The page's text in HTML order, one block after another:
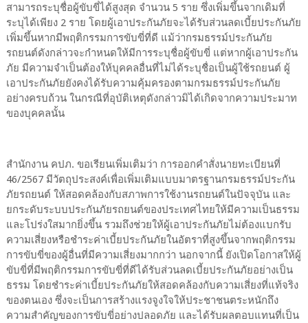
สามารถระบุชื่อผู้ขับขี่ได้สูงสุด จำนวน 5 ราย ซึ่งเพิ่มขึ้นจากเดิมที่
ระบุได้เพียง 2 ราย โดยผู้เอาประกันภัยจะได้รับส่วนลดเบี้ยประกันภัย
เพิ่มขึ้นหากมีพฤติกรรมการขับขี่ที่ดี แม้ว่ากรมธรรม์ประกันภัย
รถยนต์ดังกล่าวจะกำหนดให้มีการระบุชื่อผู้ขับขี่ แต่หากผู้เอาประกัน
ภัย มีความจำเป็นต้องให้บุคคลอื่นที่ไม่ได้ระบุชื่อเป็นผู้ใช้รถยนต์ ผู้
เอาประกันภัยยังคงได้รับความคุ้มครองตามกรมธรรม์ประกันภัย
อย่างครบถ้วน ในกรณีที่อุบัติเหตุดังกล่าวมิได้เกิดจากความประมาท
ของบุคคลนั้น
สำนักงาน คปภ. ขอเรียนเพิ่มเติมว่า การออกคำสั่งนายทะเบียนที่
46/2567 มีวัตถุประสงค์เพื่อเพิ่มเติมแบบมาตรฐานกรมธรรม์ประกัน
ภัยรถยนต์ ให้สอดคล้องกับสภาพการใช้งานรถยนต์ในปัจจุบัน และ
ยกระดับระบบประกันภัยรถยนต์ของประเทศไทยให้มีความเป็นธรรม
และโปร่งใสมากยิ่งขึ้น รวมถึงช่วยให้ผู้เอาประกันภัยไม่ต้องแบกรับ
ความเสี่ยงหรือชำระค่าเบี้ยประกันภัยในอัตราที่สูงขึ้นจากพฤติกรรม
การขับขี่ของผู้อื่นที่มีความเสี่ยงมากกว่า นอกจากนี้ ยังเปิดโอกาสให้ผู้
ขับขี่ที่มีพฤติกรรมการขับขี่ที่ดีได้รับส่วนลดเบี้ยประกันภัยอย่างเป็น
ธรรม โดยชำระค่าเบี้ยประกันภัยให้สอดคล้องกับความเสี่ยงที่แท้จริง
ของตนเอง ซึ่งจะเป็นการสร้างแรงจูงใจให้ประชาชนตระหนักถึง
ความสำคัญของการขับขี่อย่างปลอดภัย และได้รับผลตอบแทนที่เป็น